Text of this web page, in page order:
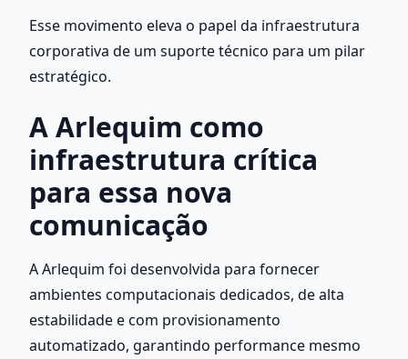
Esse movimento eleva o papel da infraestrutura
corporativa de um suporte técnico para um pilar
estratégico.
A Arlequim como
infraestrutura crítica
para essa nova
comunicação
A Arlequim foi desenvolvida para fornecer
ambientes computacionais dedicados, de alta
estabilidade e com provisionamento
automatizado, garantindo performance mesmo